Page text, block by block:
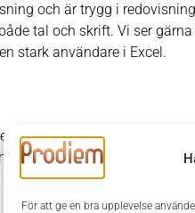
För att ge en bra upplevelse
och är trygg i
tal och skrift. Vi ser
stark användare i Excel.
både självständigt såsom i
som du tidigare inte har
kommunikativ förmåga.